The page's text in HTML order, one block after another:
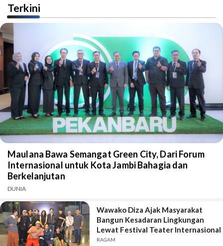
Terkini
Maulana Bawa Semangat Green City, Dari Forum
Internasional untuk Kota Jambi Bahagia dan
Berkelanjutan
DUNIA
Wawako Diza Ajak Masyarakat
Bangun Kesadaran Lingkungan
Lewat Festival Teater Internasional
RAGAM